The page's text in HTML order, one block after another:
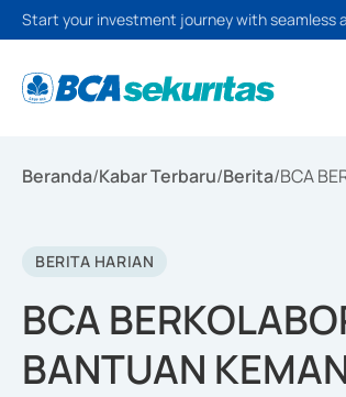
Start your investment journey with seamless
Beranda/Kabar Terbaru/Berita/BCA
BERITA HARIAN
BCA
BANTUAN